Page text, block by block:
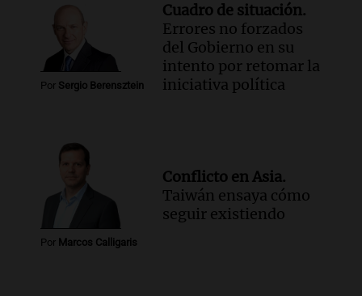
Por Sergio Berensztein
Cuadro de situación.
Errores no forzados
del Gobierno en su
intento por retomar la
iniciativa política
Por Marcos Calligaris
Conflicto en Asia.
Taiwán ensaya cómo
seguir existiendo